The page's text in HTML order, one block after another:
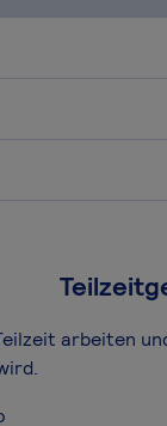
arbeiten